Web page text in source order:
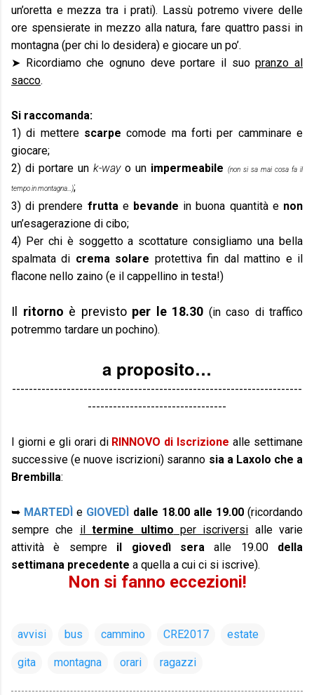
un’oretta e mezza tra i prati). Lassù potremo vivere delle
ore spensierate in mezzo alla natura, fare quattro passi in
montagna (per chi lo desidera) e giocare un po’.
➤ Ricordiamo che ognuno deve portare il suopranzo al
sacco.
Si raccomanda:
1) di mettere scarpecomode ma forti per camminare e
giocare;
2) di portare un k-wayo un impermeabile (non si sa mai cosa fa il
tempo in montagna…);
3) di prendere frutta e bevande in buona quantità e non
un’esagerazione di cibo;
4) Per chi è soggetto a scottature consigliamo una bella
spalmata di crema solare protettiva fin dal mattino e il
flacone nello zaino (e il cappellino in testa!)
Il ritorno è previsto per le 18.30 (in caso di traffico
potremmo tardare un pochino).
a proposito…
---------------------------------------------------------------------
---------------------------------
I giorni e gli orari di RINNOVO di Iscrizionealle settimane
successive (e nuove iscrizioni) saranno sia a Laxolo che a
Brembilla:
➥ MARTEDÌe GIOVEDÌ dalle 18.00 alle 19.00(ricordando
sempre che iltermine ultimo per iscriversi alle varie
attività è sempre il giovedì seraalle 19.00 della
settimana precedente a quella a cui ci si iscrive).
Non si fanno eccezioni!
avvisi bus cammino CRE2017 estate
gita montagna orari ragazzi